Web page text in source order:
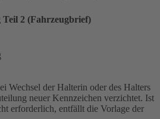
Teil 2 (Fahrzeugbrief)
Wechsel der Halterin oder des Halters
neuer Kennzeichen verzichtet. Ist
erforderlich, entfällt die Vorlage der